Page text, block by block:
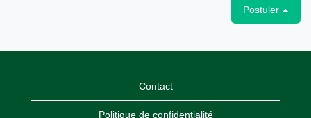
Postuler
Contact
Politique de confidentialité